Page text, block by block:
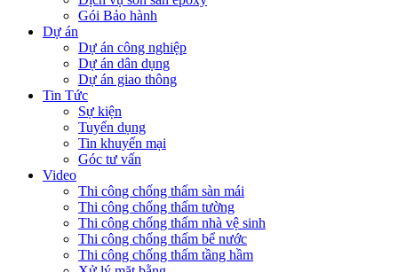
Gói Bảo hành
Dự án
Dự án công nghiệp
Dự án dân dụng
Dự án giao thông
Tin Tức
Sự kiện
Tuyển dụng
Tin khuyến mại
Góc tư vấn
Video
Thi công chống thấm sàn mái
Thi công chống thấm tường
Thi công chống thấm nhà vệ sinh
Thi công chống thấm bể nước
Thi công chống thấm tầng hầm